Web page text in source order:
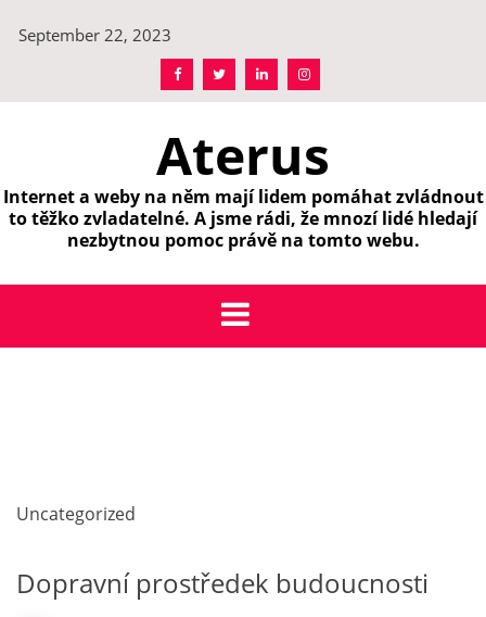
September 22, 2023
Aterus
Internet a weby na něm mají lidem pomáhat zvládnout
to těžko zvladatelné. A jsme rádi, že mnozí lidé hledají
nezbytnou pomoc právě na tomto webu.
Uncategorized
Dopravní prostředek budoucnosti